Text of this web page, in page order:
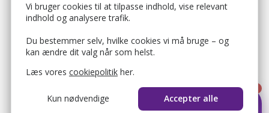
Priser
Log ind
Sælg gavekort
Overnatningssteder
Vi bruger cookies til at tilpasse indhold, vise relevant
indhold og analysere trafik.
Du bestemmer selv, hvilke cookies vi må bruge – og
kan ændre dit valg når som helst.
Læs vores cookiepolitikher.
Kun nødvendige Accepter alle